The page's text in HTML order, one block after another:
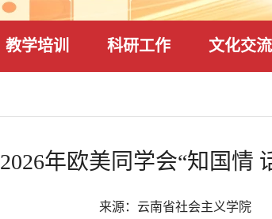
教学培训 科研工作 文化交流
2026年欧美同学会“知国情
来源：云南省社会主义学院